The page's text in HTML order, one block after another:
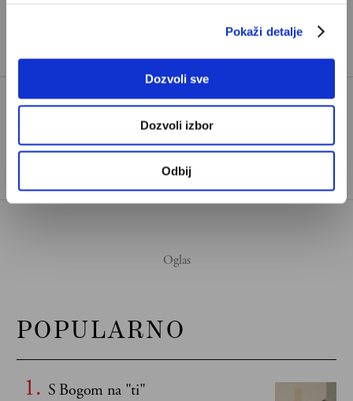
Pokaži detalje
Dozvoli sve
Dozvoli izbor
Odbij
TAGOVI:
BOBI ČARLTON
MANČESTER JUNAJTED
POPULARNO
S Bogom na "ti"